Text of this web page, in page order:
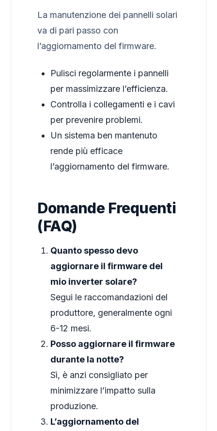
La manutenzione dei pannelli solari
va di pari passo con
l’aggiornamento del firmware.
Pulisci regolarmente i pannelli
per massimizzare l’efficienza.
Controlla i collegamenti e i cavi
per prevenire problemi.
Un sistema ben mantenuto
rende più efficace
l’aggiornamento del firmware.
Domande Frequenti
(FAQ)
Quanto spesso devo
aggiornare il firmware del
mio inverter solare?
Segui le raccomandazioni del
produttore, generalmente ogni
6-12 mesi.
Posso aggiornare il firmware
durante la notte?
Sì, è anzi consigliato per
minimizzare l’impatto sulla
produzione.
L’aggiornamento del